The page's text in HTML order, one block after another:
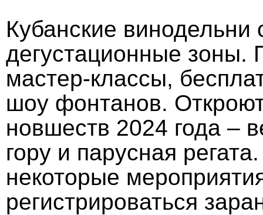
Кубанские винодельни
дегустационные зоны.
мастер-классы,
шоу фонтанов.
новшеств 2024 года –
гору и парусная
некоторые
регистрироваться